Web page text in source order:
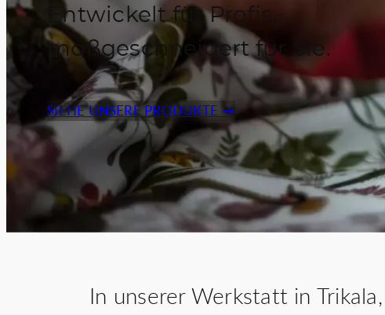
Entwickelt für Profis,
maßgeschneidert für Sie.
SIEHE UNSERE PRODUKTE →
In unserer Werkstatt in